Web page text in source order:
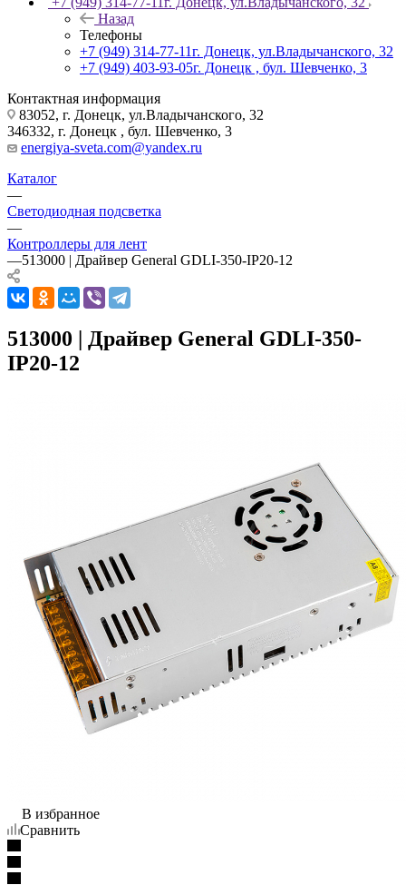
Назад
Телефоны
+7 (949) 314-77-11г. Донецк, ул.Владычанского, 32
+7 (949) 403-93-05г. Донецк , бул. Шевченко, 3
Контактная информация
83052, г. Донецк, ул.Владычанского, 32
346332, г. Донецк , бул. Шевченко, 3
energiya-sveta.com@yandex.ru
Каталог
—
Светодиодная подсветка
—
Контроллеры для лент
—513000 | Драйвер General GDLI-350-IP20-12
513000 | Драйвер General GDLI-350-
IP20-12
В избранное
Сравнить